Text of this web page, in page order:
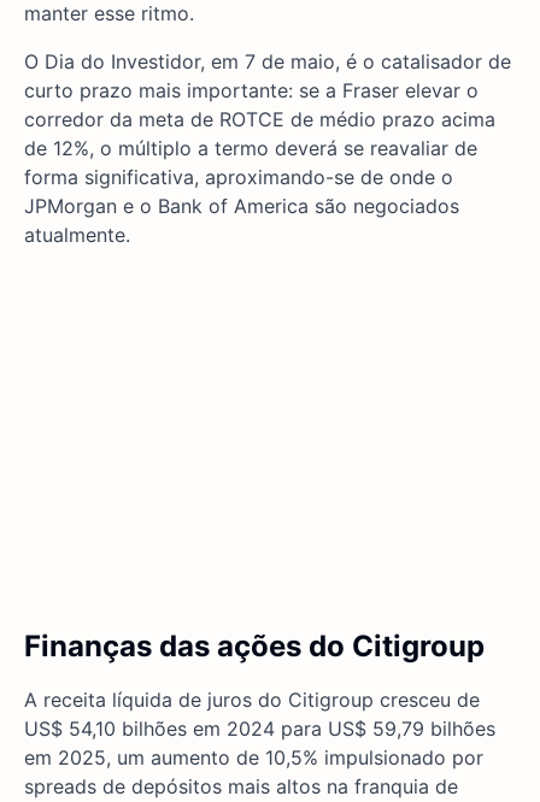
manter esse ritmo.
O Dia do Investidor, em 7 de maio, é o catalisador de
curto prazo mais importante: se a Fraser elevar o
corredor da meta de ROTCE de médio prazo acima
de 12%, o múltiplo a termo deverá se reavaliar de
forma significativa, aproximando-se de onde o
JPMorgan e o Bank of America são negociados
atualmente.
Finanças das ações do Citigroup
A receita líquida de juros do Citigroup cresceu de
US$ 54,10 bilhões em 2024 para US$ 59,79 bilhões
em 2025, um aumento de 10,5% impulsionado por
spreads de depósitos mais altos na franquia de